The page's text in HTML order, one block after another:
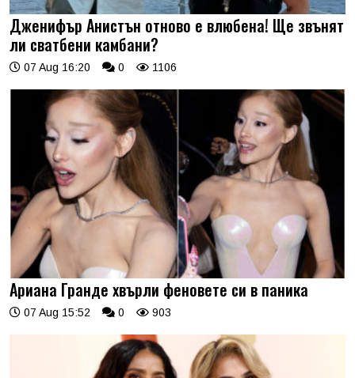
Дженифър Анистън отново е влюбена! Ще звънят
ли сватбени камбани?
07 Aug 16:20 0 1106
Ариана Гранде хвърли феновете си в паника
07 Aug 15:52 0 903